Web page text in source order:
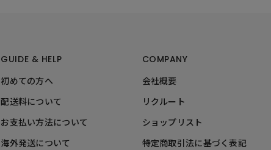
GUIDE & HELP
初めての方へ
配送料について
お支払い方法について
海外発送について
COMPANY
会社概要
リクルート
ショップリスト
特定商取引法に基づく表記